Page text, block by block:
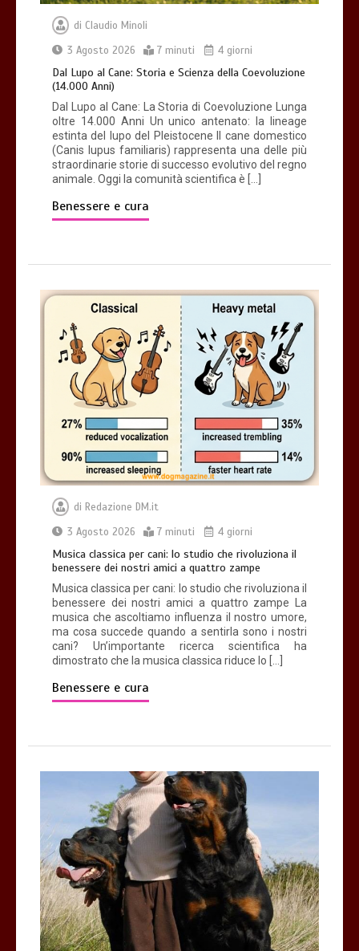
Dal Lupo al Cane: Storia e Scienza della
Coevoluzione (14.000 Anni)
di Claudio Minoli
3 Agosto 2026
7 minuti 4 giorni
Dal Lupo al Cane: Storia e Scienza della Coevoluzione
(14.000 Anni)
Dal Lupo al Cane: La Storia di Coevoluzione Lunga
oltre 14.000 Anni Un unico antenato: la lineage
estinta del lupo del Pleistocene Il cane domestico
(Canis lupus familiaris) rappresenta una delle più
straordinarie storie di successo evolutivo del regno
animale. Oggi la comunità scientifica è […]
Benessere e cura
di Redazione DM.it
3 Agosto 2026
7 minuti 4 giorni
Musica classica per cani: lo studio che rivoluziona il
benessere dei nostri amici a quattro zampe
Musica classica per cani: lo studio che rivoluziona il
benessere dei nostri amici a quattro zampe La
musica che ascoltiamo influenza il nostro umore,
ma cosa succede quando a sentirla sono i nostri
cani? Un’importante ricerca scientifica ha
dimostrato che la musica classica riduce lo […]
Benessere e cura